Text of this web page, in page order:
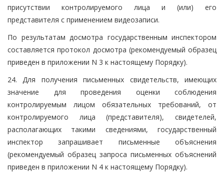
присутствии контролируемого лица и (или) его
представителя с применением видеозаписи.
По результатам досмотра государственным инспектором
составляется протокол досмотра (рекомендуемый образец
приведен в приложении N 3 к настоящему Порядку).
24. Для получения письменных свидетельств, имеющих
значение для проведения оценки соблюдения
контролируемым лицом обязательных требований, от
контролируемого лица (представителя), свидетелей,
располагающих такими сведениями, государственный
инспектор запрашивает письменные объяснения
(рекомендуемый образец запроса письменных объяснений
приведен в приложении N 4 к настоящему Порядку).